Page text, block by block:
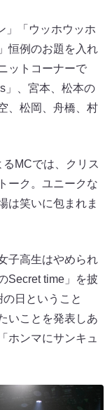
」「ウッホウッホ
恒例のお題を入れ
ットコーナーで
」、宮本、松本の
、松岡、舟橋、村
MCでは、クリス
ーク。ユニークな
は笑いに包まれま
子高生はやめられ
Secret time」を披
日ということ
いことを発表しあ
ホンマにサンキュ